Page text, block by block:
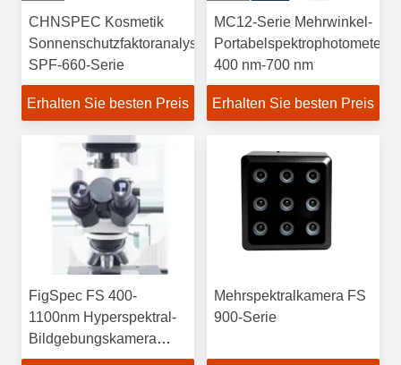
CHNSPEC Kosmetik
Sonnenschutzfaktoranalysator
SPF-660-Serie
Erhalten Sie besten Preis
MC12-Serie Mehrwinkel-
Portabelspektrophotometer
400 nm-700 nm
Erhalten Sie besten Preis
FigSpec FS 400-
1100nm Hyperspektral-
Bildgebungskamera
Gitterspektroskopie
Mehrspektralkamera FS
900-Serie